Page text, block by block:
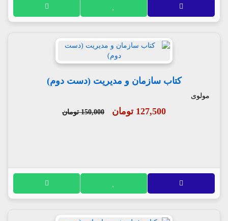
کتاب سازمان و مدیریت (دست دوم)
مولوی
127,500 تومان 150,000 تومان